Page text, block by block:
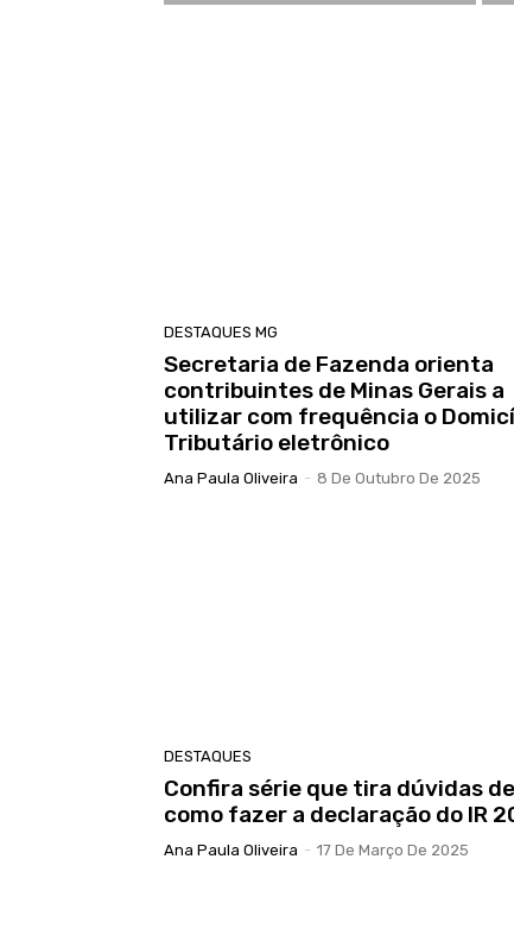
DESTAQUES MG
Secretaria de Fazenda orienta
contribuintes de Minas Gerais a
utilizar com frequência o
Tributário eletrônico
Ana Paula Oliveira - 8 De Outubro De 2025
DESTAQUES
Confira série que tira dúvidas de
como fazer a declaração do IR
Ana Paula Oliveira - 17 De Março De 2025